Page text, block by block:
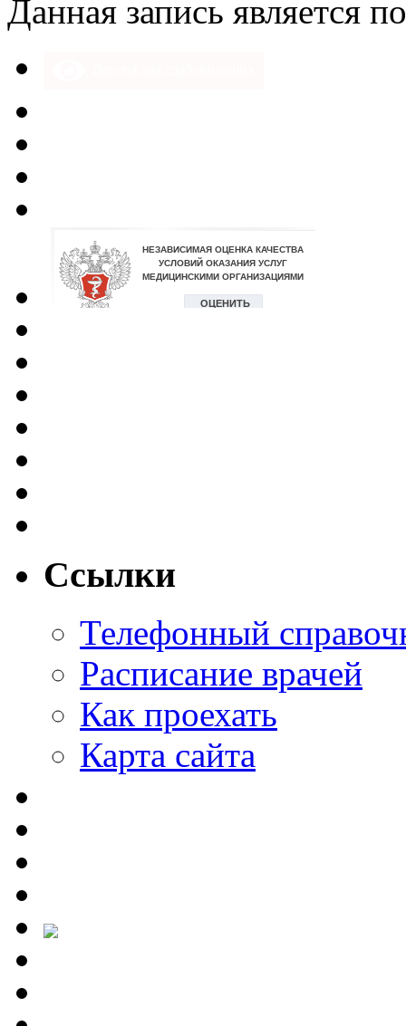
Данная запись является
Ссылки
Телефонный
Расписание врачей
Как проехать
Карта сайта